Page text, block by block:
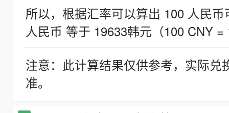
所以，根据汇率可以算出 100 人民
人民币 等于 19633韩元（100 CNY =
注意：此计算结果仅供参考，实际
准。